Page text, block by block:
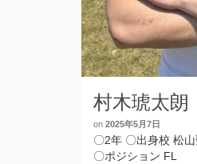
村木琥太朗
on 2025年5月7日
〇2年 〇出身校 松
〇ポジション FL